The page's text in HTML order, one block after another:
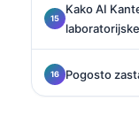
Kako AI
Pogosto